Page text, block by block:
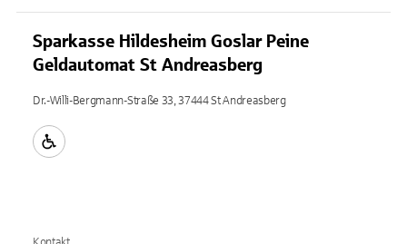
Sparkasse Hildesheim Goslar Peine
Geldautomat St Andreasberg
Dr.-Willi-Bergmann-Straße 33, 37444 St Andreasberg